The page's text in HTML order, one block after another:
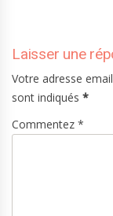
Laisser une
Votre adresse
sont indiqués *
Commentez *